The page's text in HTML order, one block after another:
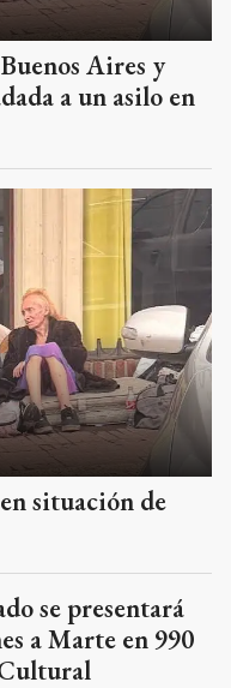
Aires y
a un asilo en
situación de
se presentará
a Marte en 990